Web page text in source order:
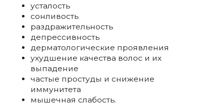
усталость
сонливость
раздражительность
депрессивность
дерматологические проявления
ухудшение качества волос и их
выпадение
частые простуды и снижение
иммунитета
мышечная слабость.